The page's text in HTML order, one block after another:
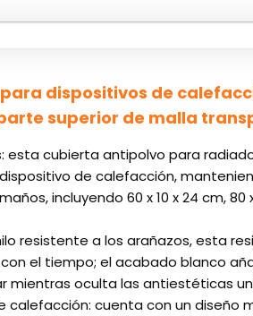
dispositivos de
superior de malla
esta cubierta antipolvo para
de calefacción,
incluyendo 60 x 10 x 24 cm, 80 x
resistente a los arañazos, esta
el tiempo; el acabado blanco
mientras oculta las antiestéticas
cuenta con un diseño